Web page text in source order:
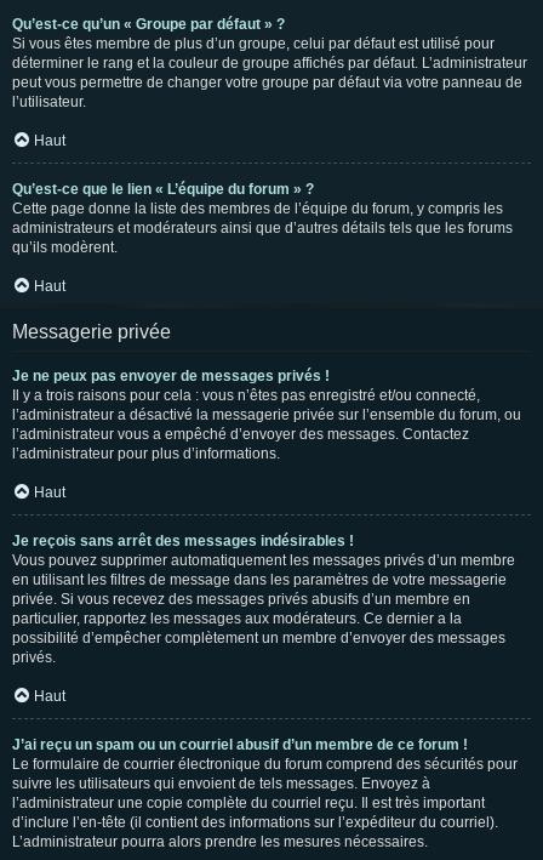
Qu’est-ce qu’un « Groupe par défaut » ?
Si vous êtes membre de plus d’un groupe, celui par défaut est utilisé pour
déterminer le rang et la couleur de groupe affichés par défaut. L’administrateur
peut vous permettre de changer votre groupe par défaut via votre panneau de
l’utilisateur.
Haut
Qu’est-ce que le lien « L’équipe du forum » ?
Cette page donne la liste des membres de l’équipe du forum, y compris les
administrateurs et modérateurs ainsi que d’autres détails tels que les forums
qu’ils modèrent.
Haut
Messagerie privée
Je ne peux pas envoyer de messages privés !
Il y a trois raisons pour cela : vous n’êtes pas enregistré et/ou connecté,
l’administrateur a désactivé la messagerie privée sur l’ensemble du forum, ou
l’administrateur vous a empêché d’envoyer des messages. Contactez
l’administrateur pour plus d’informations.
Haut
Je reçois sans arrêt des messages indésirables !
Vous pouvez supprimer automatiquement les messages privés d’un membre
en utilisant les filtres de message dans les paramètres de votre messagerie
privée. Si vous recevez des messages privés abusifs d’un membre en
particulier, rapportez les messages aux modérateurs. Ce dernier a la
possibilité d’empêcher complètement un membre d’envoyer des messages
privés.
Haut
J’ai reçu un spam ou un courriel abusif d’un membre de ce forum !
Le formulaire de courrier électronique du forum comprend des sécurités pour
suivre les utilisateurs qui envoient de tels messages. Envoyez à
l’administrateur une copie complète du courriel reçu. Il est très important
d’inclure l’en-tête (il contient des informations sur l’expéditeur du courriel).
L’administrateur pourra alors prendre les mesures nécessaires.